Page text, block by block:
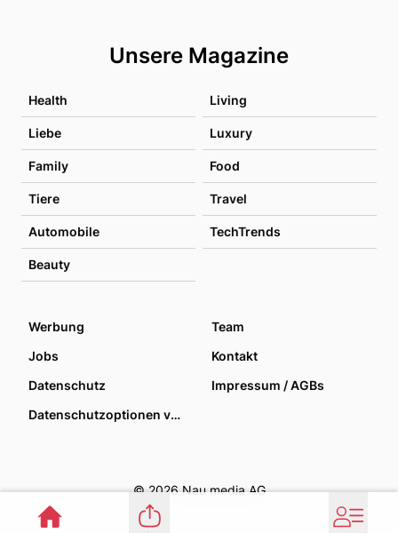
Unsere Magazine
Health Living
Liebe Luxury
Family Food
Tiere Travel
Automobile TechTrends
Beauty
Werbung
Team
Jobs
Kontakt
Datenschutz
Impressum / AGBs
Datenschutzoptionen verwalten
© 2026 Nau media AG